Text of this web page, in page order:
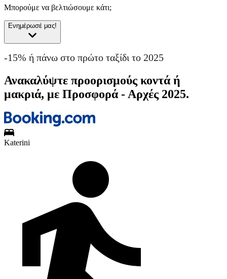
Μπορούμε να βελτιώσουμε κάτι;
Ενημέρωσέ μας!
-15% ή πάνω στο πρώτο ταξίδι το 2025
Ανακαλύψτε προορισμούς κοντά ή
μακριά, με Προσφορά - Αρχές 2025.
Katerini